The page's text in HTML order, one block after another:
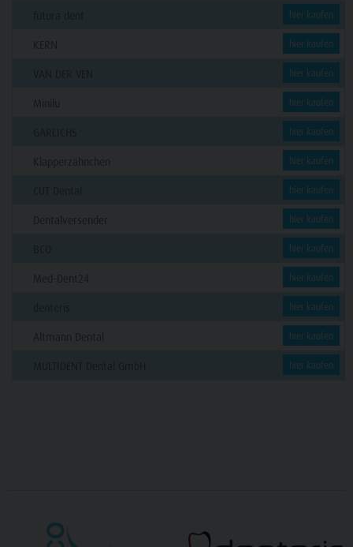
hier kaufen
hier kaufen
hier kaufen
hier kaufen
hier kaufen
hier kaufen
hier kaufen
hier kaufen
hier kaufen
hier kaufen
hier kaufen
hier kaufen
hier kaufen